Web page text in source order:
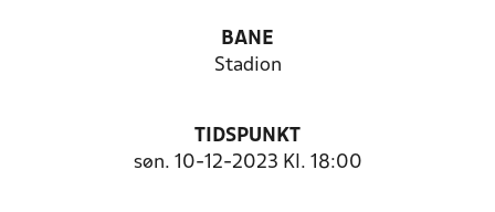
BANE
Stadion
TIDSPUNKT
søn. 10-12-2023 Kl. 18:00